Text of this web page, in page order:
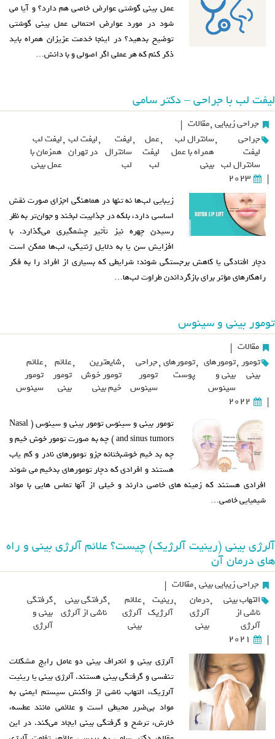
عمل بینی گوشتی عوارض خاصی هم دارد؟ و آیا می
شود در مورد عوارض احتمالی عمل بینی گوشتی
توضیح بدهید؟ در اینجا خدمت عزیزان همراه باید
ذکر کنم که هر عملی اگر اصولی و با دانش…
لیفت لب با جراحی – دکتر سامی
جراحی زیبایی ,مقالات |
جراحی
لیفت
سانترال لب
,سانترال لب
همراه با عمل
بینی
,عمل
لیفت
لب
,لیفت
سانترال
لب
,لیفت لب
در تهران
,لیفت لب
همزمان با
عمل بینی
|
2023
زیبایی لب‌ها نه تنها در هماهنگی اجزای صورت نقش
اساسی دارد، بلکه در جذابیت لبخند و جوان‌تر به نظر
رسیدن چهره نیز تأثیر چشمگیری می‌گذارد. با
افزایش سن یا به دلایل ژنتیکی، لب‌ها ممکن است
دچار افتادگی یا کاهش برجستگی شوند؛ شرایطی که بسیاری از افراد را به فکر
راهکارهای مؤثر برای بازگرداندن طراوت لب‌ها…
تومور بینی و سینوس
مقالات |
تومور
بینی
,تومورهای
بینی و
سینوس
,تومورهای
پوست
,جراحی
تومور
سینوس
,شایعترین
تومور خوش
خیم بینی
,علائم
تومور
بینی
,علائم
تومور
سینوس
|
2022
تومور بینی و سینوس تومور بینی و سینوس ( Nasal
and sinus tumors ) چه به صورت تومور خوش خیم و
چه بد خیم خوشبختانه جزو تومورهای نادر و کم یاب
هستند و افرادی که دچار تومورهای بدخیم می شوند
افرادی هستند که زمینه های خاصی دارند و خیلی از آنها تماس هایی با مواد
شیمیایی خاصی…
آلرژی بینی (رینیت آلرژیک) چیست؟ علائم آلرژی بینی و راه
های درمان آن
جراحی زیبایی بینی ,مقالات |
التهاب بینی
ناشی از
آلرژی
,درمان
آلرژی
بینی
,رینیت
آلرژیک
,علائم
آلرژی
بینی
,گرفتگی بینی
ناشی از آلرژی
,گرفتگی
بینی و
آلرژی
|
2021
آلرژی بینی و انحراف بینی دو عامل رایج مشکلات
تنفسی و گرفتگی بینی هستند. آلرژی بینی یا رینیت
آلرژیک، التهاب ناشی از واکنش سیستم ایمنی به
مواد بی‌ضرر محیطی است و علائمی مانند عطسه،
خارش، ترشح و گرفتگی بینی ایجاد می‌کند. در این